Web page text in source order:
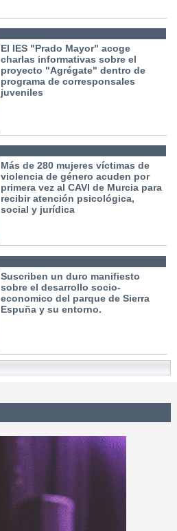
El IES "Prado Mayor" acoge
charlas informativas sobre el
proyecto "Agrégate" dentro de
programa de corresponsales
juveniles
Más de 280 mujeres víctimas de
violencia de género acuden por
primera vez al CAVI de Murcia para
recibir atención psicológica,
social y jurídica
Suscriben un duro manifiesto
sobre el desarrollo socio-
economico del parque de Sierra
Espuña y su entorno.